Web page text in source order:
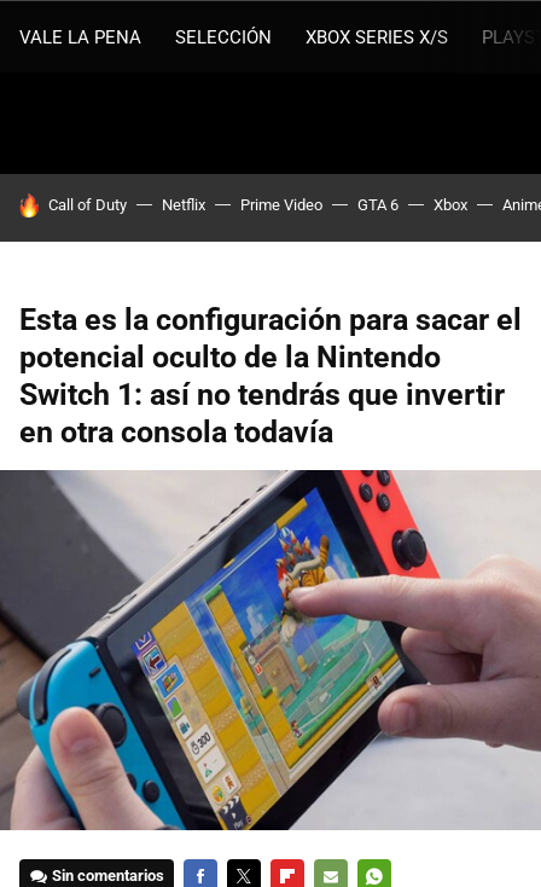
VALE LA PENA SELECCIÓN XBOX SERIES X/S
HOY SE HABLA DE
Call of Duty Netflix Prime Video GTA 6 Xbox
Esta es la configuración para sacar el
potencial oculto de la Nintendo
Switch 1: así no tendrás que invertir
en otra consola todavía
Sin comentarios